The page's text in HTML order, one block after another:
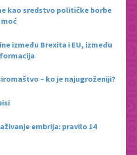
kao sredstvo političke borbe
između Brexita i EU, između
– ko je najugroženiji?
embrija: pravilo 14